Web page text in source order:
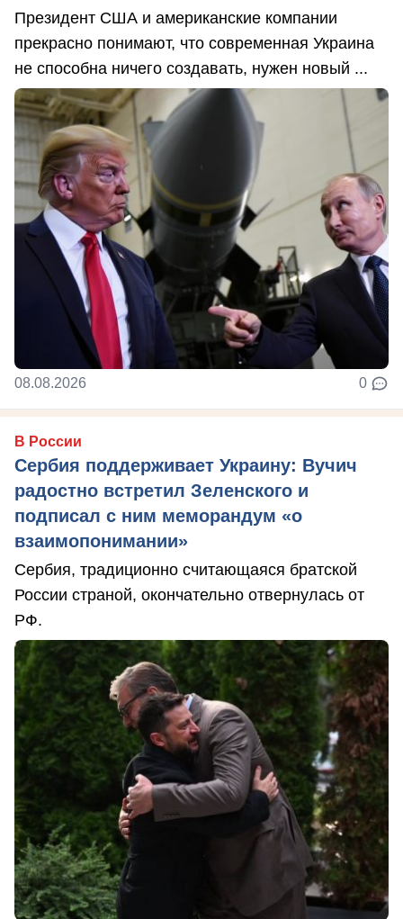
Президент США и американские компании
прекрасно понимают, что современная Украина
не способна ничего создавать, нужен новый ...
08.08.2026 0
В России
Сербия поддерживает Украину: Вучич
радостно встретил Зеленского и
подписал с ним меморандум «о
взаимопонимании»
Сербия, традиционно считающаяся братской
России страной, окончательно отвернулась от
РФ.